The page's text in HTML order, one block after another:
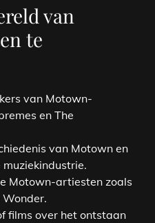
van
te
van Motown-
en The
van Motown en
Motown-artiesten zoals
films over het ontstaan